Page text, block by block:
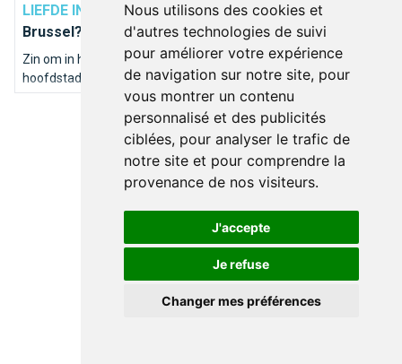
Nous utilisons des cookies et
d'autres technologies de suivi
pour améliorer votre expérience
de navigation sur notre site, pour
vous montrer un contenu
personnalisé et des publicités
ciblées, pour analyser le trafic de
notre site et pour comprendre la
provenance de nos visiteurs.
J'accepte
Je refuse
Changer mes préférences
LIEFDE IN DE LUCHTOp romantische citytrip in
Brussel?
Zin om in het najaar een romantische tijd te beleven in de
hoofdstad van ons België-landje?